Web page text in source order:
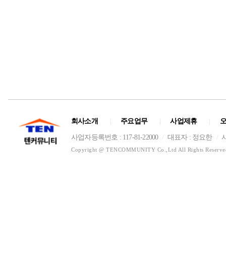
회사소개 주요업무 사업제휴
사업자등록번호 : 117-81-22000
대표자 : 정요한
Copyright @ TENCOMMUNITY Co.,Ltd All Rights